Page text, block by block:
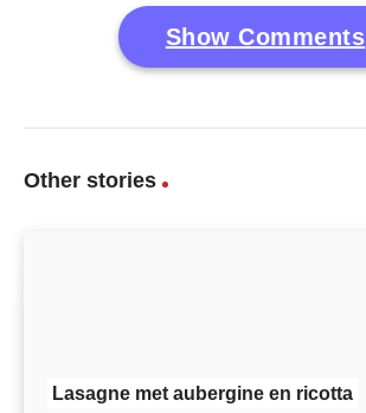
Show Comments
Other stories
Lasagne met aubergine en ricotta